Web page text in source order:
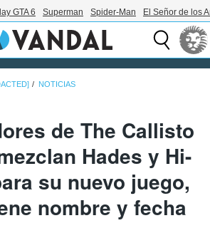
GTA 6 Superman Spider-Man El Señor de los
NOTICIAS
de The Callisto
Hades y Hi-
su nuevo juego,
nombre y fecha